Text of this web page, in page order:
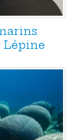
Lépine